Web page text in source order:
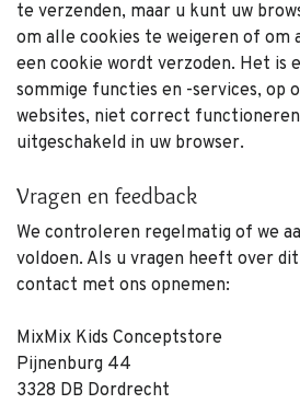
te verzenden, maar u kunt uw
om alle cookies te weigeren of om
een cookie wordt verzoden. Het is
sommige functies en -services, op
websites, niet correct
uitgeschakeld in uw browser.
Vragen en feedback
We controleren regelmatig of we
voldoen. Als u vragen heeft over
contact met ons opnemen:
MixMix Kids Conceptstore
Pijnenburg 44
3328 DB Dordrecht